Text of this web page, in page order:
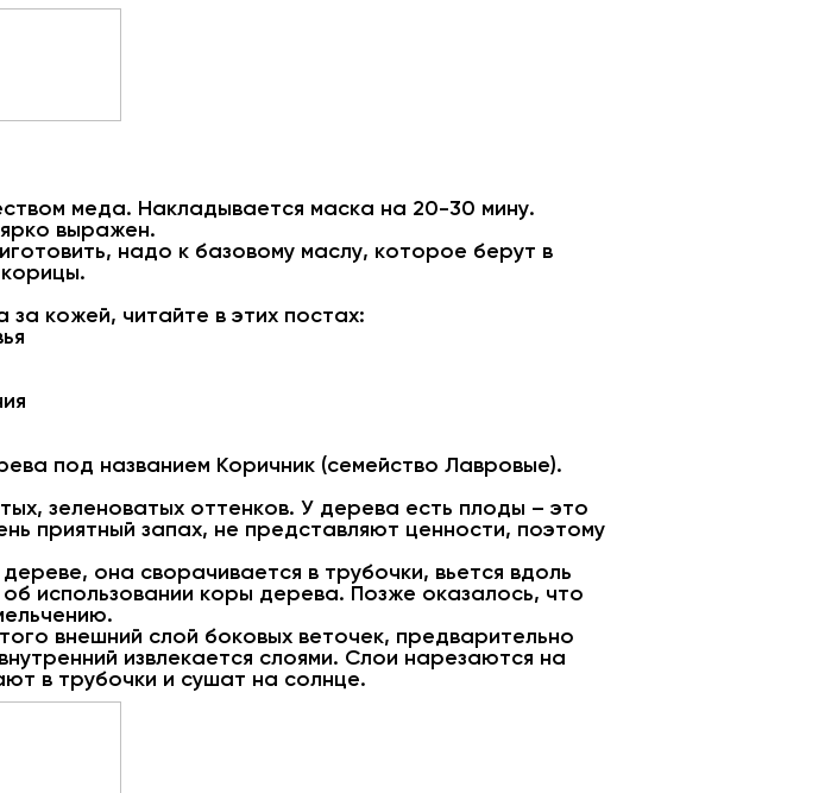
меда. Накладывается маска на 20-30 мину.
выражен.
надо к базовому маслу, которое берут в
кожей, читайте в этих постах:
под названием Коричник (семейство Лавровые).
зеленоватых оттенков. У дерева есть плоды – это
приятный запах, не представляют ценности, поэтому
она сворачивается в трубочки, вьется вдоль
использовании коры дерева. Позже оказалось, что
внешний слой боковых веточек, предварительно
извлекается слоями. Слои нарезаются на
в трубочки и сушат на солнце.